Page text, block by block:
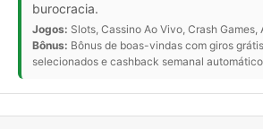
burocracia.
Jogos: Slots, Cassino Ao Vivo, Crash Games,
Bônus: Bônus de boas-vindas com giros
selecionados e cashback semanal automático